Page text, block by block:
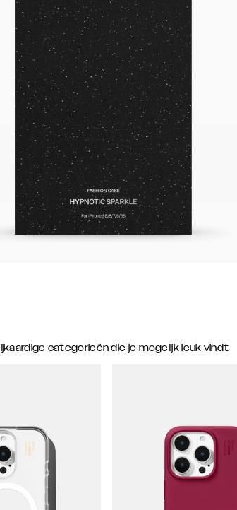
categorieën die je mogelijk leuk vindt